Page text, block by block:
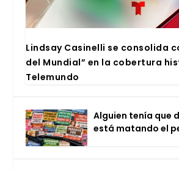
Lind­say Casi­ne­lli se con­so­li­da
del Mun­dial” en la cober­tu­ra
Tele­mun­do
Alguien tenía que
está matan­do el